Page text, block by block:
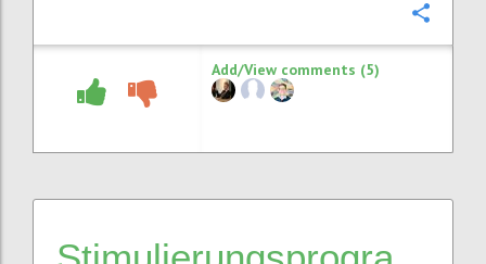
Add/View comments (5)